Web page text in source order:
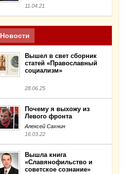
11.04.21
Новости
Вышел в свет сборник
статей «Православный
социализм»
28.06.25
Почему я выхожу из
Левого фронта
Алексей Сахнин
16.03.22
Вышла книга
«Славянофильство и
советское сознание»